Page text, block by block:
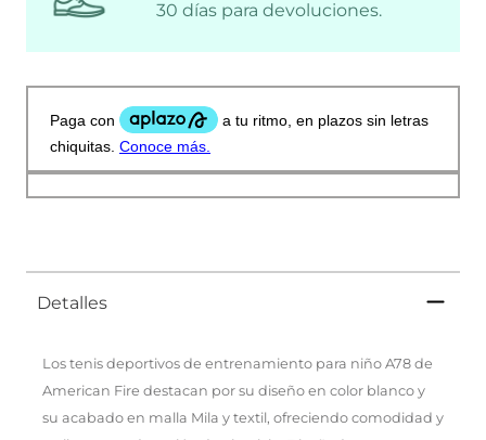
30 días para devoluciones.
Detalles
Los tenis deportivos de entrenamiento para niño A78 de
American Fire destacan por su diseño en color blanco y
su acabado en malla Mila y textil, ofreciendo comodidad y